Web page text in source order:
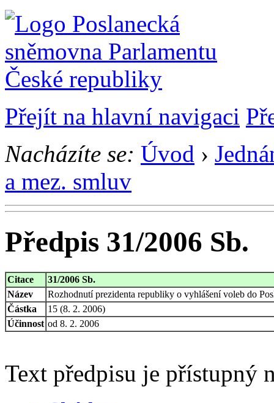
Přejít na hlavní navigaci
Nacházíte se: Úvod ›
a mez. smluv
Předpis 31/2006 Sb.
Citace
31/2006 Sb.
Název
Rozhodnutí prezidenta republiky o vyhlášení voleb do
Částka
15 (8. 2. 2006)
Účinnost od 8. 2. 2006
Text předpisu je přístupný